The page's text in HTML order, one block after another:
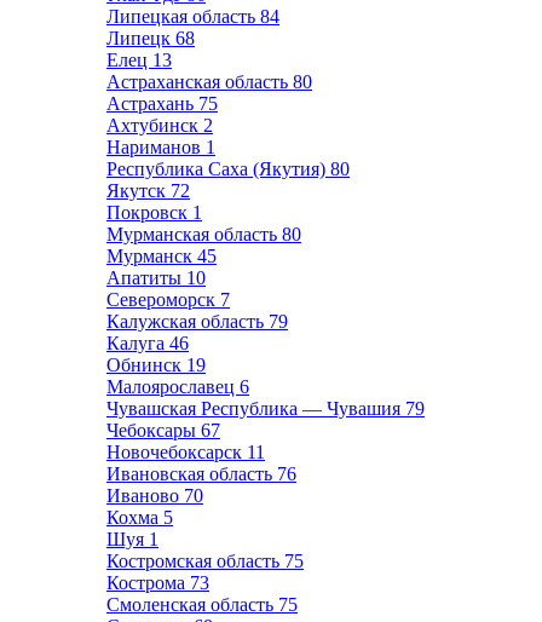
Липецкая область 84
Липецк 68
Елец 13
Астраханская область 80
Астрахань 75
Ахтубинск 2
Нариманов 1
Республика Саха (Якутия) 80
Якутск 72
Покровск 1
Мурманская область 80
Мурманск 45
Апатиты 10
Североморск 7
Калужская область 79
Калуга 46
Обнинск 19
Малоярославец 6
Чувашская Республика — Чувашия 79
Чебоксары 67
Новочебоксарск 11
Ивановская область 76
Иваново 70
Кохма 5
Шуя 1
Костромская область 75
Кострома 73
Смоленская область 75